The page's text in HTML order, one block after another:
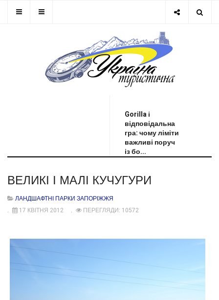
Gorilla і
відповідальна
гра: чому ліміти
важливі поруч
із бо...
ВЕЛИКІ І МАЛІ КУЧУГУРИ
ЛАНДШАФТНІ ПАРКИ ЗАПОРІЖЖЯ
17 КВІТНЯ 2012
ПЕРЕГЛЯДИ: 10572